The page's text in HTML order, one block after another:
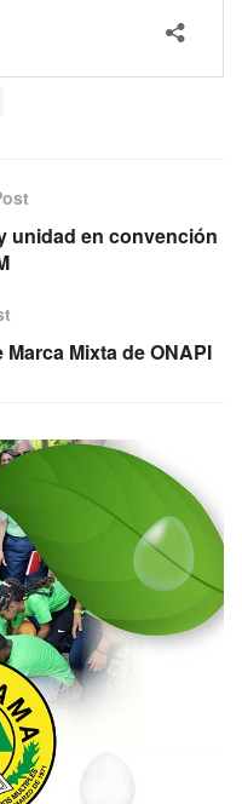
unidad en convención
Mixta de ONAPI